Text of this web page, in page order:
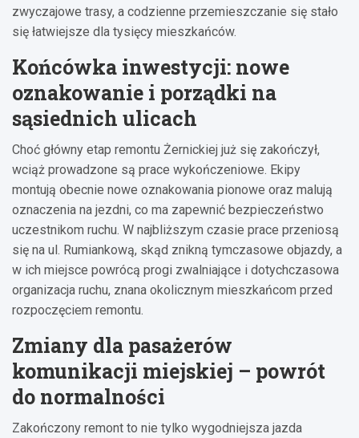
zwyczajowe trasy, a codzienne przemieszczanie się stało
się łatwiejsze dla tysięcy mieszkańców.
Końcówka inwestycji: nowe
oznakowanie i porządki na
sąsiednich ulicach
Choć główny etap remontu Żernickiej już się zakończył,
wciąż prowadzone są prace wykończeniowe. Ekipy
montują obecnie nowe oznakowania pionowe oraz malują
oznaczenia na jezdni, co ma zapewnić bezpieczeństwo
uczestnikom ruchu. W najbliższym czasie prace przeniosą
się na ul. Rumiankową, skąd znikną tymczasowe objazdy, a
w ich miejsce powrócą progi zwalniające i dotychczasowa
organizacja ruchu, znana okolicznym mieszkańcom przed
rozpoczęciem remontu.
Zmiany dla pasażerów
komunikacji miejskiej – powrót
do normalności
Zakończony remont to nie tylko wygodniejsza jazda